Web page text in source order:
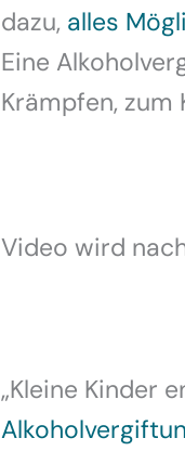
dazu, alles
Eine
Krämpfen, zum
Video wird
„Kleine Kinder